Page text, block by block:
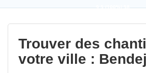
9,5(100%)58
votes
Trouver des
votre ville :